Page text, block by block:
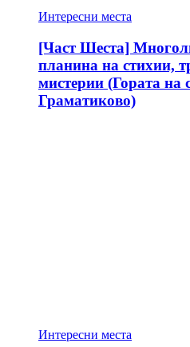
Интересни места
[Част Шеста]
планина на стихии,
мистерии (Гората на
Граматиково)
Интересни места